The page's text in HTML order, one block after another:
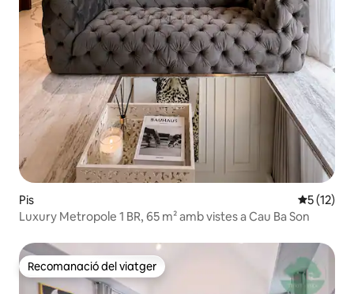
Pis 5 de
5 (12)
Luxury Metropole 1 BR, 65 m² amb vistes a Cau Ba Son
Recomanació del viatger
Recomanació del viatger